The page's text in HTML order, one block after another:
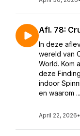
Afl. 78:
In deze
wereld van
World. Kom
deze
indoor
en waarom ...
April 22, 2026•